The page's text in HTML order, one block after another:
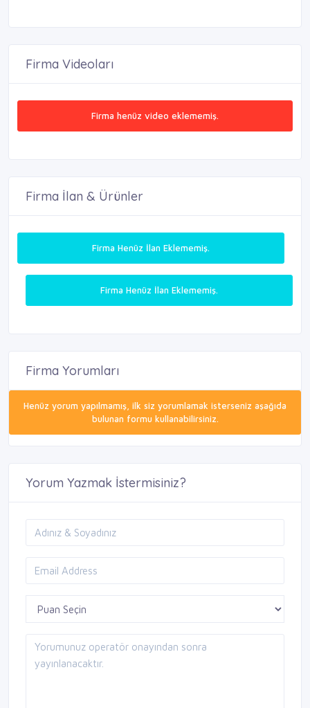
Firma Videoları
Firma henüz video eklememiş.
Firma İlan & Ürünler
Firma Henüz İlan Eklememiş.
Firma Henüz İlan Eklememiş.
Firma Yorumları
Henüz yorum yapılmamış, ilk siz yorumlamak isterseniz aşağıda
bulunan formu kullanabilirsiniz.
Yorum Yazmak İstermisiniz?